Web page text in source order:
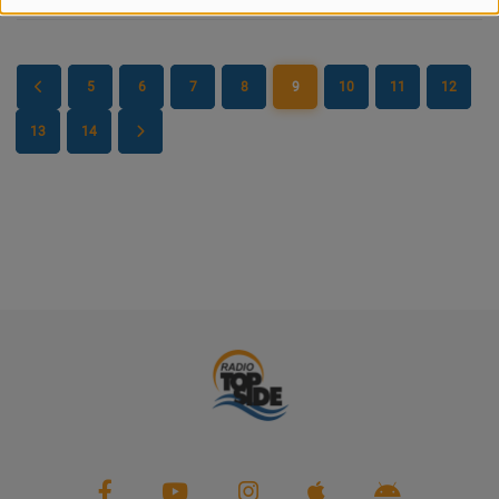
PARTENAIRES
LEURS ACTUS
5 6 7 8 9 10 11 12
13 14